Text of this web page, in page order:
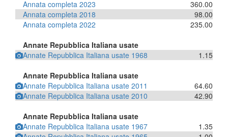
Annata completa 2023
360.00
Annata completa 2018
98.00
Annata completa 2022
235.00
Annate Repubblica Italiana usate
Annate Repubblica Italiana usate 1968
1.15
Annate Repubblica Italiana usate
Annate Repubblica Italiana usate 2011
64.60
Annate Repubblica Italiana usate 2010
42.90
Annate Repubblica Italiana usate
Annate Repubblica Italiana usate 1967
1.35